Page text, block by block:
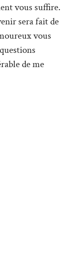
vous suffire.
sera fait de
vous
de me